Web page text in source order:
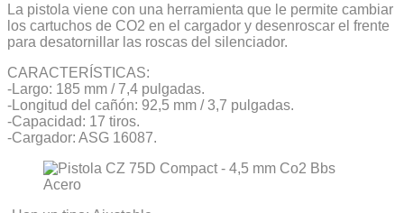
La pistola viene con una herramienta que le permite cambiar
los cartuchos de CO2 en el cargador y desenroscar el frente
para desatornillar las roscas del silenciador.
CARACTERÍSTICAS:
-Largo: 185 mm / 7,4 pulgadas.
-Longitud del cañón: 92,5 mm / 3,7 pulgadas.
-Capacidad: 17 tiros.
-Cargador: ASG 16087.